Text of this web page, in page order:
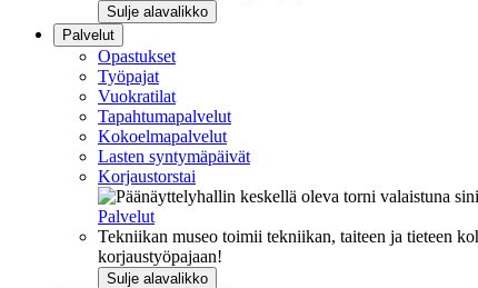
Sulje alavalikko
Palvelut
Opastukset
Työpajat
Vuokratilat
Tapahtumapalvelut
Kokoelmapalvelut
Lasten syntymäpäivät
Korjaustorstai
Palvelut
Tekniikan museo toimii tekniikan, taiteen ja tieteen
korjaustyöpajaan!
Sulje alavalikko